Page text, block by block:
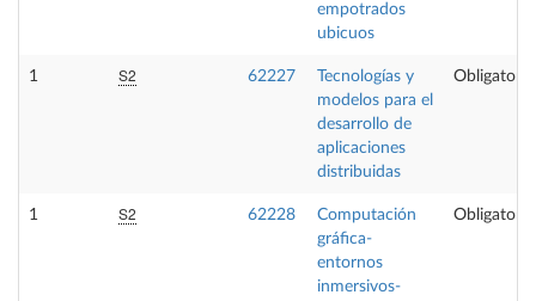
empotrados
ubicuos
1 S2 62227
Tecnologías y
modelos para el
desarrollo de
aplicaciones
distribuidas
Obligatoria
1 S2 62228
Computación
gráfica-
entornos
inmersivos-
Obligatoria